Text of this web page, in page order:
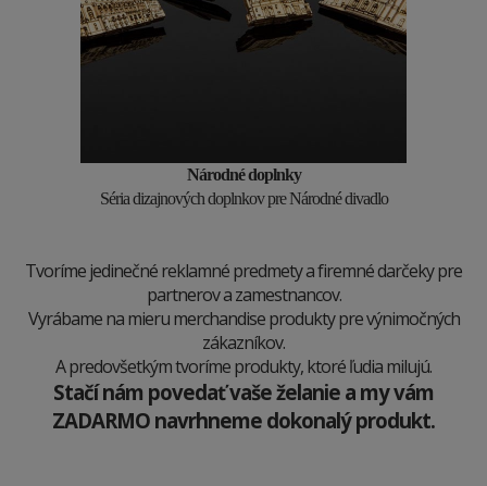
Národné doplnky
Séria dizajnových doplnkov pre Národné divadlo
Tvoríme jedinečné reklamné predmety a firemné darčeky pre
partnerov a zamestnancov.
Vyrábame na mieru merchandise produkty pre výnimočných
zákazníkov.
A predovšetkým tvoríme produkty, ktoré ľudia milujú.
Stačí nám povedať vaše želanie a my vám
ZADARMO navrhneme dokonalý produkt.